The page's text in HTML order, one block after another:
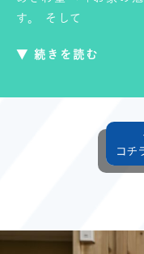
す。 そして
▼ 続きを読む